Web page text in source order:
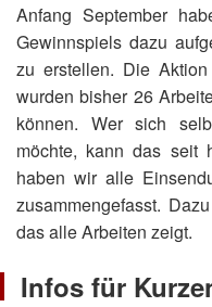
Anfang September
Gewinnspiels dazu
zu erstellen. Die
wurden bisher 26
können. Wer sich
möchte, kann das seit
haben wir alle
zusammengefasst.
das alle Arbeiten zeigt.
Infos für